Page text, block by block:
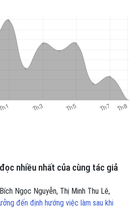
nhiều nhất của cùng tác giả
Ngọc Nguyễn, Thị Minh Thu Lê,
đến định hướng việc làm sau khi